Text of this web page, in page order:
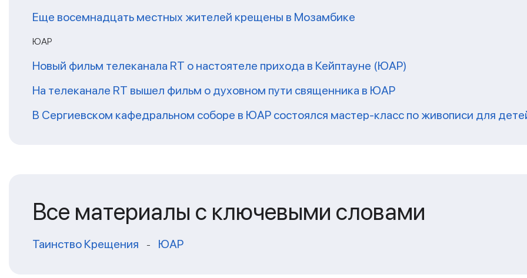
Еще восемнадцать местных жителей крещены в Мозамбике
ЮАР
Новый фильм телеканала RT о настоятеле прихода в Кейптауне (ЮАР)
На телеканале RT вышел фильм о духовном пути священника в ЮАР
В Сергиевском кафедральном соборе в ЮАР состоялся мастер-класс по живописи для
Все материалы с ключевыми словами
Таинство Крещения - ЮАР